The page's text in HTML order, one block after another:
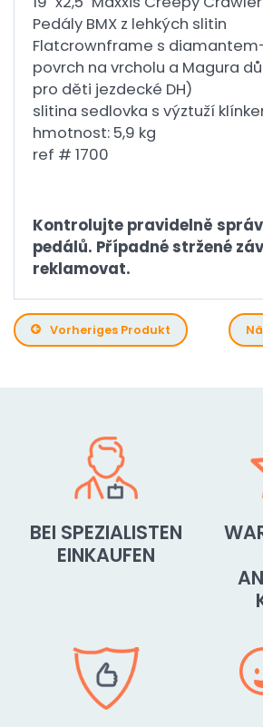
Pedály BMX z lehkých slitin
Flatcrownframe s
povrch na vrcholu a Magura
pro děti jezdecké DH)
slitina sedlovka s výztuží
hmotnost: 5,9 kg
ref # 1700
Kontrolujte pravidelně
pedálů. Případné stržené
reklamovat.
Vorheriges Produkt
BEI SPEZIALISTEN
EINKAUFEN